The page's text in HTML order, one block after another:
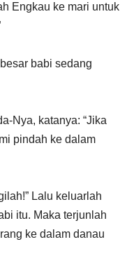
Engkau ke mari untuk
babi sedang
Nya, katanya: “Jika
pindah ke dalam
Lalu keluarlah
itu. Maka terjunlah
ke dalam danau